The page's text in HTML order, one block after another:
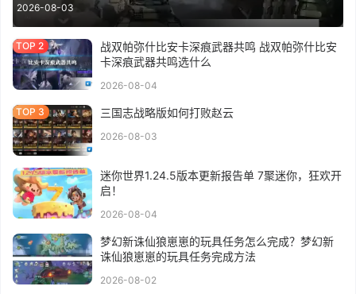
2026-08-03
战双帕弥什比安卡深痕武器共鸣 战双帕弥什比安
卡深痕武器共鸣选什么
2026-08-04
三国志战略版如何打败赵云
2026-08-03
迷你世界1.24.5版本更新报告单 7聚迷你，狂欢开
启！
2026-08-04
梦幻新诛仙狼崽崽的玩具任务怎么完成？梦幻新
诛仙狼崽崽的玩具任务完成方法
2026-08-02